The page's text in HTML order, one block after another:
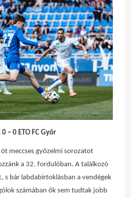
0 – 0 ETO FC Győr
meccses győzelmi sorozatot
a 32. fordulóban. A találkozó
s bár labdabirtoklásban a vendégek
számában ők sem tudtak jobb